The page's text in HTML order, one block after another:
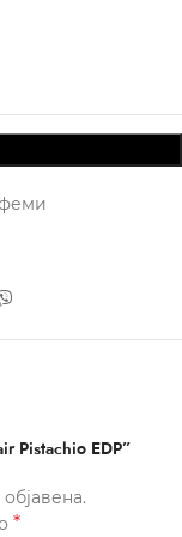
Pistachio EDP”
*